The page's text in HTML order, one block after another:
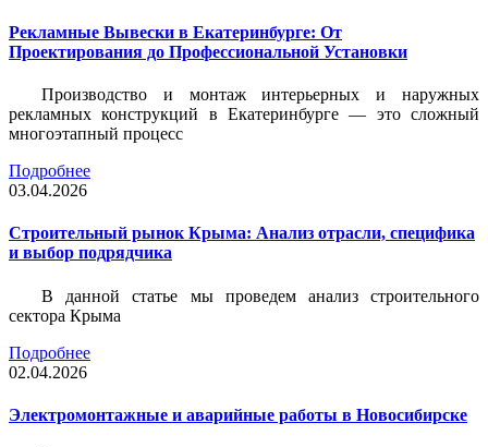
Рекламные Вывески в Екатеринбурге: От
Проектирования до Профессиональной Установки
Производство и монтаж интерьерных и наружных
рекламных конструкций в Екатеринбурге — это сложный
многоэтапный процесс
Подробнее
03.04.2026
Строительный рынок Крыма: Анализ отрасли, специфика
и выбор подрядчика
В данной статье мы проведем анализ строительного
сектора Крыма
Подробнее
02.04.2026
Электромонтажные и аварийные работы в Новосибирске